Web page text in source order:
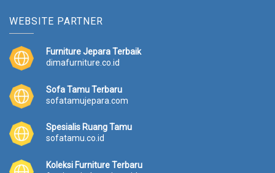
WEBSITE PARTNER
Furniture Jepara Terbaik
dimafurniture.co.id
Sofa Tamu Terbaru
sofatamujepara.com
Spesialis Ruang Tamu
sofatamu.co.id
Koleksi Furniture Terbaru